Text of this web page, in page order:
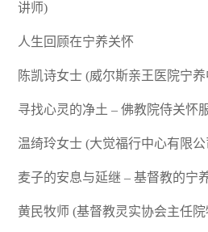
讲师)
人生回顾在宁养关怀
陈凯诗女士 (威尔斯亲王医院宁
寻找心灵的净土 – 佛教院侍关怀
温绮玲女士 (大觉福行中心有限
麦子的安息与延继 – 基督教的宁
黄民牧师 (基督教灵实协会主任院